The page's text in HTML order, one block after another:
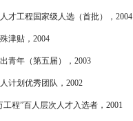
才工程国家级人选（首批），2004
津贴，2004
青年（第五届），2003
计划优秀团队，2002
程”百人层次人才入选者，2001